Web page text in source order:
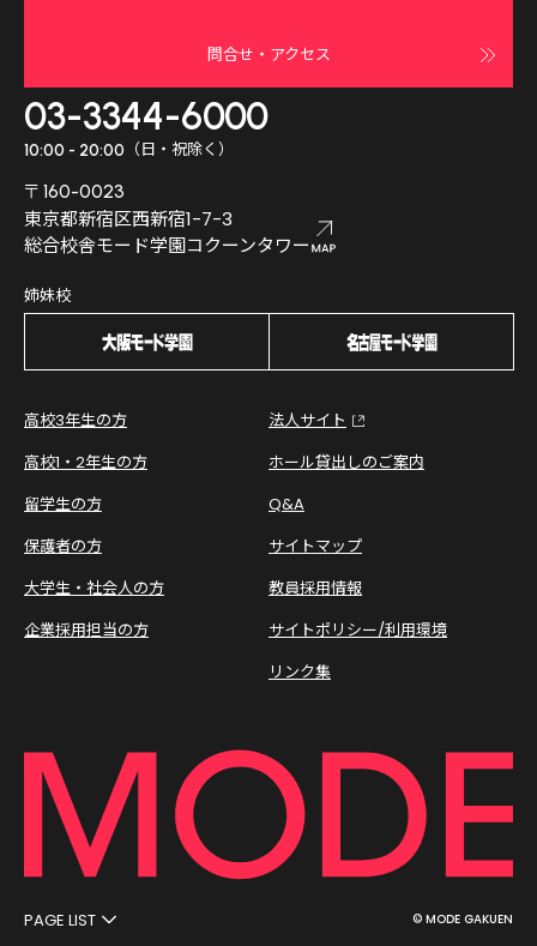
問合せ・アクセス
03-3344-6000
10:00 - 20:00 （日・祝除く）
〒160-0023
東京都新宿区西新宿1-7-3
総合校舎モード学園コクーンタワー
姉妹校
高校3年生の方
高校1・2年生の方
留学生の方
保護者の方
大学生・社会人の方
企業採用担当の方
法人サイト
ホール貸出しのご案内
Q&A
サイトマップ
教員採用情報
サイトポリシー/利用環境
リンク集
PAGE LIST © MODE GAKUEN